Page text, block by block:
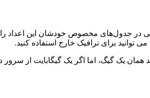
در جدول‌های مخصوص خودشان این اعداد
توانید برای ترافیک خارج استفاده کنید.
یک گیگ، اما اگر یک گیگابایت از سرور